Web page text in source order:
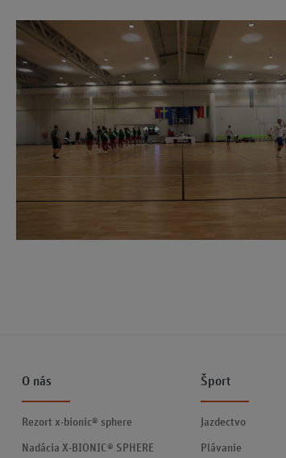
O nás
Rezort x-bionic® sphere
Nadácia X-BIONIC® SPHERE
Šport
Jazdectvo
Plávanie